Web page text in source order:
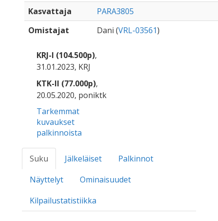
Kasvattaja
PARA3805
Omistajat
Dani (VRL-03561)
KRJ-I (104.500p),
31.01.2023, KRJ
KTK-II (77.000p),
20.05.2020, poniktk
Tarkemmat
kuvaukset
palkinnoista
Suku Jälkeläiset
Palkinnot
Näyttelyt
Ominaisuudet
Kilpailustatistiikka